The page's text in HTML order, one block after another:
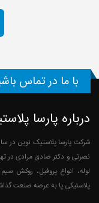
با ما در تماس
درباره پارسا
نصرتی و دکتر صادق مرادی در
لوله، انواع پروفیل، روکش
پلاستيكي پا به عرصه صنعت